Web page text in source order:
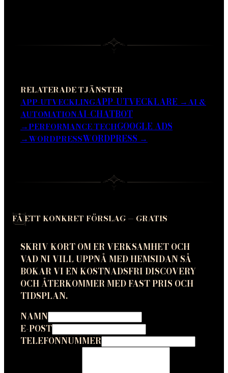
RELATERADE TJÄNSTER
APP-UTVECKLINGAPP-UTVECKLARE →AI &
AUTOMATIONAI-CHATBOT
→PERFORMANCE-TECHGOOGLE ADS
→WORDPRESSWORDPRESS →
FÅ ETT KONKRET FÖRSLAG — GRATIS
SKRIV KORT OM ER VERKSAMHET OCH
VAD NI VILL UPPNÅ MED HEMSIDAN SÅ
BOKAR VI EN KOSTNADSFRI DISCOVERY
OCH ÅTERKOMMER MED FAST PRIS OCH
TIDSPLAN.
NAMN
E-POST
TELEFONNUMMER